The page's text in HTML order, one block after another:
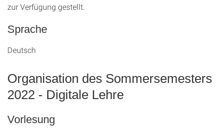
zur Verfügung gestellt.
Sprache
Deutsch
Organisation des Sommersemesters
2022 - Digitale Lehre
Vorlesung